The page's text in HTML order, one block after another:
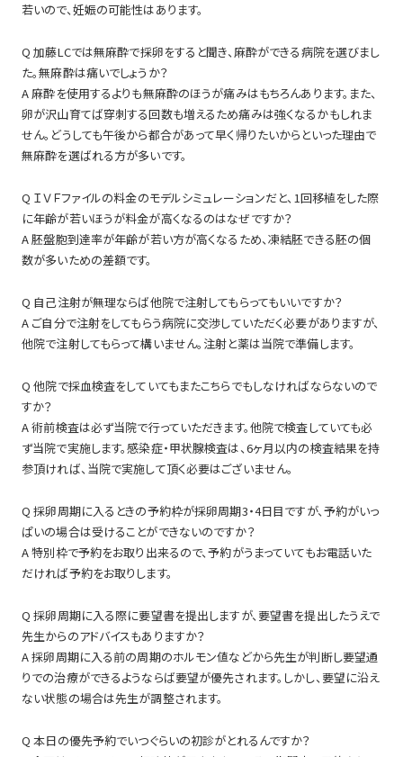
若いので、妊娠の可能性はあります。
Q 加藤LCでは無麻酔で採卵をすると聞き、麻酔ができる病院を選びまし
た。無麻酔は痛いでしょうか？
A 麻酔を使用するよりも無麻酔のほうが痛みはもちろんあります。また、
卵が沢山育てば穿刺する回数も増えるため痛みは強くなるかもしれま
せん。どうしても午後から都合があって早く帰りたいからといった理由で
無麻酔を選ばれる方が多いです。
Q ＩＶＦファイルの料金のモデルシミュレーションだと、1回移植をした際
に年齢が若いほうが料金が高くなるのはなぜですか？
A 胚盤胞到達率が年齢が若い方が高くなるため、凍結胚できる胚の個
数が多いための差額です。
Q 自己注射が無理ならば他院で注射してもらってもいいですか？
A ご自分で注射をしてもらう病院に交渉していただく必要がありますが、
他院で注射してもらって構いません。注射と薬は当院で準備します。
Q 他院で採血検査をしていてもまたこちらでもしなければならないので
すか？
A 術前検査は必ず当院で行っていただきます。他院で検査していても必
ず当院で実施します。感染症・甲状腺検査は、6ヶ月以内の検査結果を持
参頂ければ、当院で実施して頂く必要はございません。
Q 採卵周期に入るときの予約枠が採卵周期3・4日目ですが、予約がいっ
ぱいの場合は受けることができないのですか？
A 特別枠で予約をお取り出来るので、予約がうまっていてもお電話いた
だければ予約をお取りします。
Q 採卵周期に入る際に要望書を提出しますが、要望書を提出したうえで
先生からのアドバイスもありますか？
A 採卵周期に入る前の周期のホルモン値などから先生が判断し要望通
りでの治療ができるようならば要望が優先されます。しかし、要望に沿え
ない状態の場合は先生が調整されます。
Q 本日の優先予約でいつぐらいの初診がとれるんですか？